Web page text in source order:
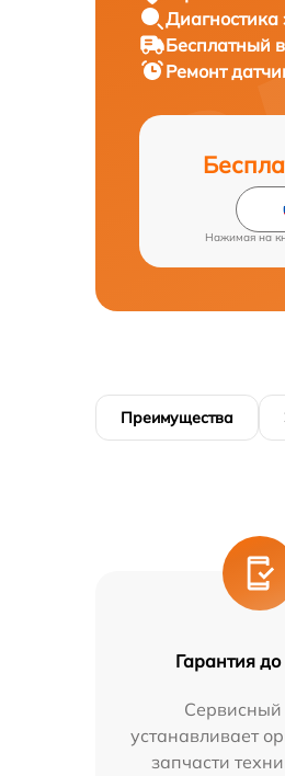
Диагностика
Бесплатный
Ремонт
Нажимая на
Преимущества
Гарантия до
Сервисный
устанавливает
запчасти